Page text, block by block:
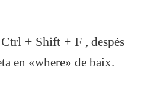
Ctrl + Shift + F , despés
en «where» de baix.